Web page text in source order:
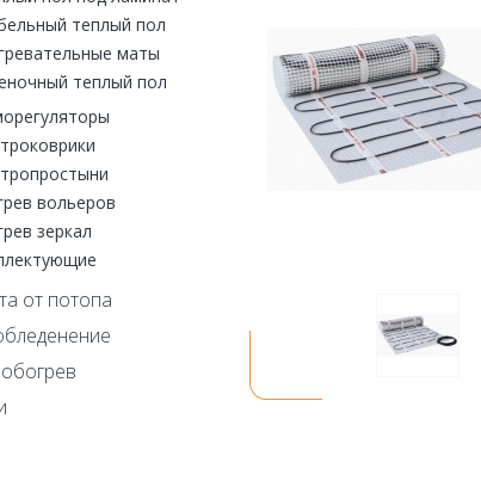
теплый пол
маты
теплый пол
вольеров
зеркал
от потопа